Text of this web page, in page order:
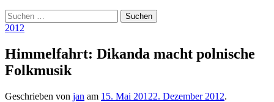
Suchen
Suchen
nach:
2012
Himmelfahrt: Dikanda macht polnische
Folkmusik
Geschrieben von jan am 15. Mai 20122. Dezember 2012.